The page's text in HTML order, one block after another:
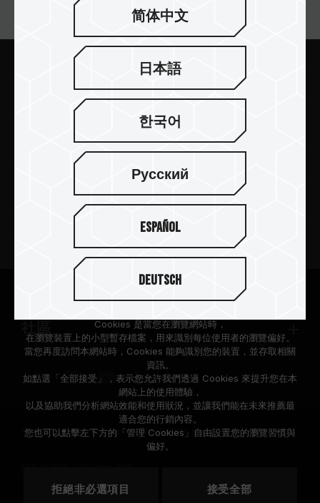
訂閱電子報
送出
新聞中心
© 2026 Team Group Inc. All Rights Reserved.
美國
简体中文
日本語
한국어
Русский
Español
Deutsch
根據歐盟施行的個人資料保護法(GDPR)，我們致力於保護您的個人
Cookies 是當您在瀏覽網站時，
在瀏覽裝置上的小型暫存檔案，用來識別每位使用者的瀏覽偏好。
當您再度訪問本網站時，Cookies 能夠識別您的裝置，並存取相關
資訊。
如點選「全部接受」，表示您允許我們透過 Cookies 來提升您在本
網站上的使用體驗，
以及協助我們分析網站效能和使用狀況，並讓我們能在未來推薦最
適合您的行銷內容。
您也可以點擊左下方的「管理 Cookies」自由設置您的瀏覽習慣與
偏好。
拒絕非必選項目 接受全部